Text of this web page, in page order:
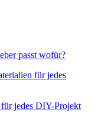
passt wofür?
jedes DIY-Projekt